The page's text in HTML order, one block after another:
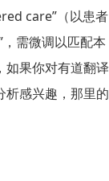
care”（以患者
需微调以匹配本
如果你对有道翻译
析感兴趣，那里的